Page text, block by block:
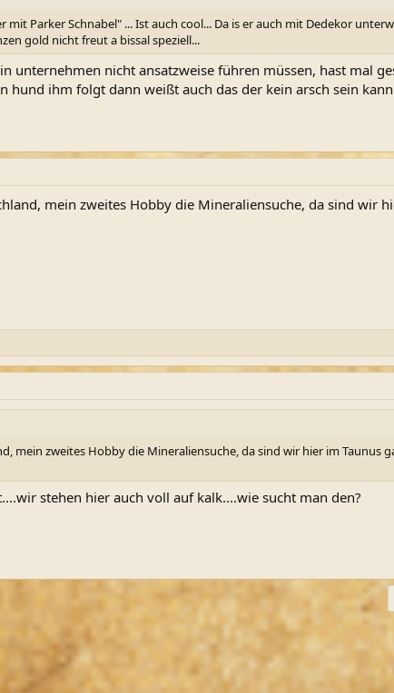
Parker Schnabel" ... Ist auch cool... Da is er auch mit Dedekor
gold nicht freut a bissal speziell...
unternehmen nicht ansatzweise führen müssen, hast mal
hund ihm folgt dann weißt auch das der kein arsch sein kann
mein zweites Hobby die Mineraliensuche, da sind wir
mein zweites Hobby die Mineraliensuche, da sind wir hier im Taunus
stehen hier auch voll auf kalk....wie sucht man den?